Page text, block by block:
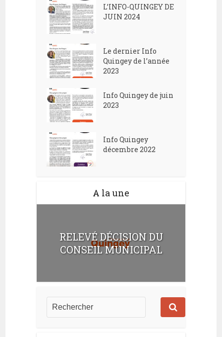
L’INFO-QUINGEY DE
JUIN 2024
Le dernier Info
Quingey de l’année
2023
Info Quingey de juin
2023
Info Quingey
décembre 2022
A la une
RELEVÉ DÉCISION DU
CONSEIL MUNICIPAL